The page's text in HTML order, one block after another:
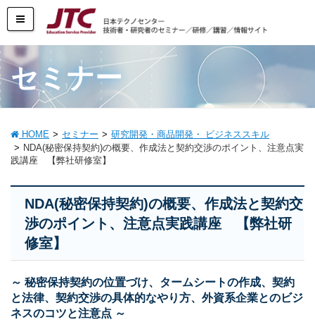
セミナー
HOME セミナー
研究開発・商品開発・ ビジネススキル
NDA(秘密保持契約)の概要、作成法と契約交渉のポイント、注意点実
践講座 【弊社研修室】
NDA(秘密保持契約)の概要、作成法と契約交
渉のポイント、注意点実践講座 【弊社研
修室】
～ 秘密保持契約の位置づけ、タームシートの作成、契約
と法律、契約交渉の具体的なやり方、外資系企業とのビジ
ネスのコツと注意点 ～